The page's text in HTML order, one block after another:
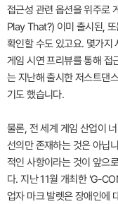
접근성 관련 옵션을 위주로
Play That?) 이미 출시된,
확인할 수도 있고요. 몇가지
게임 시연 프리뷰를 통해 접
는 지난해 출시한 저스트댄
기도 했습니다.
물론, 전 세계 게임 산업이
선의만 존재하는 것은 아닙
적인 사항이라는 것이 앞으
다. 지난 11월 개최한 'G-
업자 마크 발렛은 장애인에